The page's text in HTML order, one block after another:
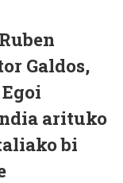
Galdos,
arituko
bi